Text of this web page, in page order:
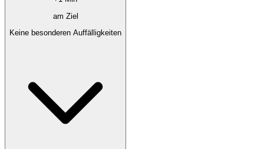
am Ziel
Keine besonderen Auffälligkeiten